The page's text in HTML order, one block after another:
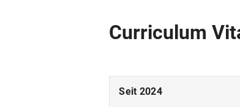
Curriculum
Seit 2024